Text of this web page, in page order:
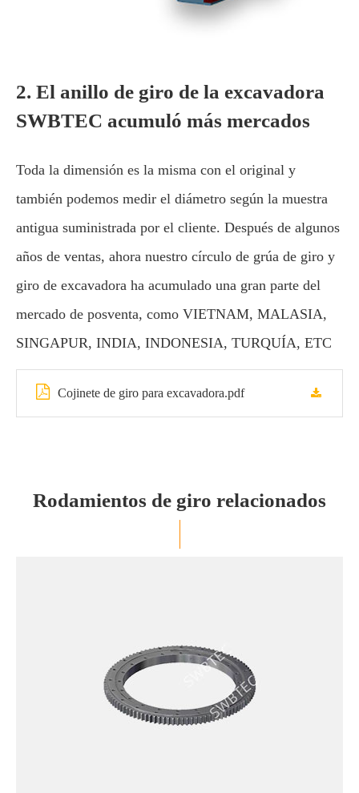
2. El anillo de giro de la excavadora
SWBTEC acumuló más mercados
Toda la dimensión es la misma con el original y
también podemos medir el diámetro según la muestra
antigua suministrada por el cliente. Después de algunos
años de ventas, ahora nuestro círculo de grúa de giro y
giro de excavadora ha acumulado una gran parte del
mercado de posventa, como VIETNAM, MALASIA,
SINGAPUR, INDIA, INDONESIA, TURQUÍA, ETC
Cojinete de giro para excavadora.pdf
Rodamientos de giro relacionados